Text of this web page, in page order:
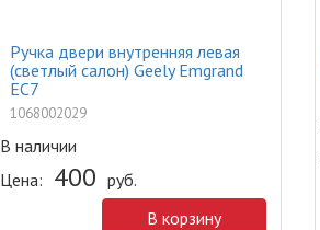
Ручка двери внутренняя левая
(светлый салон) Geely Emgrand
EC7
1068002029
В наличии
Цена: 400 руб.
В корзину